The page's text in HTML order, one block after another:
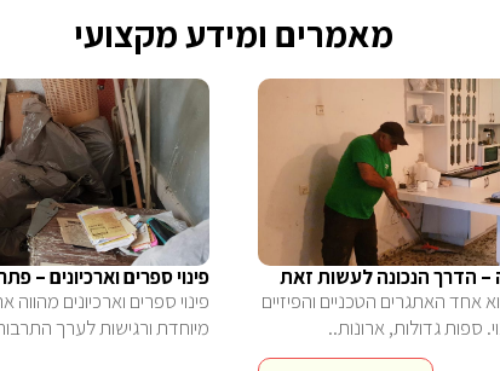
מאמרים ומידע מקצועי
– הדרך הנכונה לעשות זאת
אחד האתגרים הטכניים והפיזיים
ספות גדולות, ארונות..
פינוי ספרים וארכיונים –
פינוי ספרים וארכיונים
מיוחדת ורגישות לערך